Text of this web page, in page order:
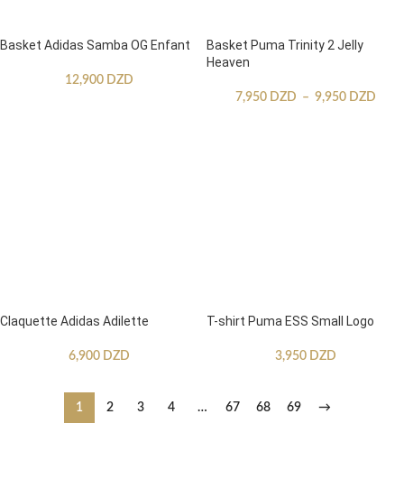
Basket Adidas Samba OG Enfant
12,900 DZD
Basket Puma Trinity 2 Jelly
Heaven
7,950 DZD – 9,950 DZD
Claquette Adidas Adilette
6,900 DZD
T-shirt Puma ESS Small Logo
3,950 DZD
1 2 3 4 … 67 68 69 →